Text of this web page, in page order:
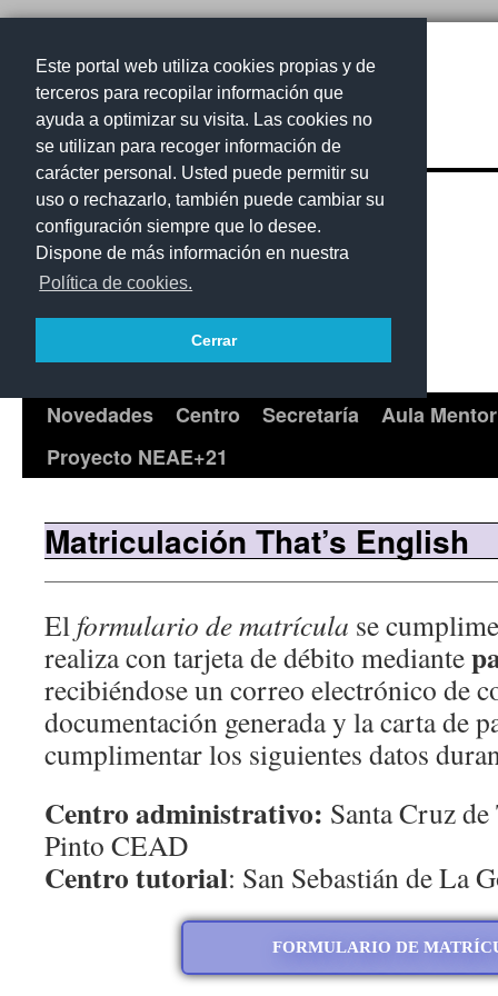
Este portal web utiliza cookies propias y de
terceros para recopilar información que
ayuda a optimizar su visita. Las cookies no
se utilizan para recoger información de
carácter personal. Usted puede permitir su
uso o rechazarlo, también puede cambiar su
configuración siempre que lo desee.
Dispone de más información en nuestra
Política de cookies.
Cerrar
CEPA La Gomera
Saltar
Novedades Centro Secretaría
Aula Mentor
Proyecto NEAE+21
Matriculación That’s English
El formulario de matrícula se
realiza con tarjeta de débito mediante
recibiéndose un correo electrónico de
documentación generada y la carta de
cumplimentar los siguientes datos
Centro administrativo: Santa Cruz
Pinto CEAD
Centro tutorial: San Sebastián de La
FORMULARIO DE